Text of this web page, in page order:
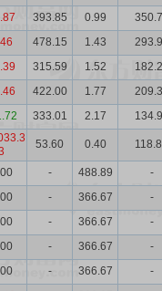
393.85 0.99
478.15 1.43
315.59 1.52
422.00 1.77
333.01 2.17
53.60 0.40
- 488.89 -
- 366.67 -
- 366.67 -
- 366.67 -
- 366.67 -